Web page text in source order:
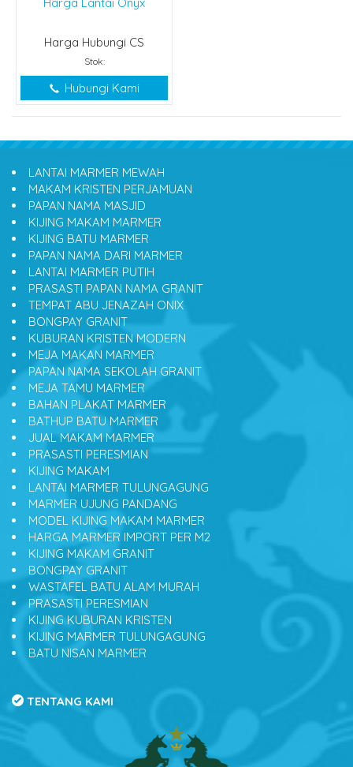
Harga Hubungi CS
Stok:
Hubungi Kami
LANTAI MARMER MEWAH
MAKAM KRISTEN PERJAMUAN
PAPAN NAMA MASJID
KIJING MAKAM MARMER
KIJING BATU MARMER
PAPAN NAMA DARI MARMER
LANTAI MARMER PUTIH
PRASASTI PAPAN NAMA GRANIT
TEMPAT ABU JENAZAH ONIX
BONGPAY GRANIT
KUBURAN KRISTEN MODERN
MEJA MAKAN MARMER
PAPAN NAMA SEKOLAH GRANIT
MEJA TAMU MARMER
BAHAN PLAKAT MARMER
BATHUP BATU MARMER
JUAL MAKAM MARMER
PRASASTI PERESMIAN
KIJING MAKAM
LANTAI MARMER TULUNGAGUNG
MARMER UJUNG PANDANG
MODEL KIJING MAKAM MARMER
HARGA MARMER IMPORT PER M2
KIJING MAKAM GRANIT
BONGPAY GRANIT
WASTAFEL BATU ALAM MURAH
PRASASTI PERESMIAN
KIJING KUBURAN KRISTEN
KIJING MARMER TULUNGAGUNG
BATU NISAN MARMER
TENTANG KAMI